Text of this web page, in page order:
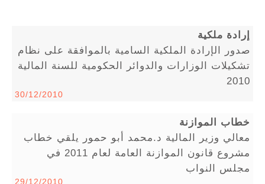
إرادة ملكية
صدور الإرادة الملكية السامية بالموافقة على نظام
تشكيلات الوزارات والدوائر الحكومية للسنة المالية
2010
30/12/2010
خطاب الموازنة
معالي وزير المالية د.محمد أبو حمور يلقي خطاب
مشروع قانون الموازنة العامة لعام 2011 في
مجلس النواب
29/12/2010